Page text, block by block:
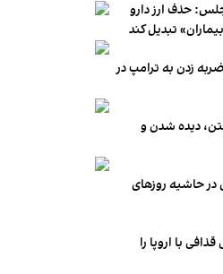
حذف ارز دارو
زدن به ترامپ در
دیده شدن و
حاشیه روزهای
با اروپا را